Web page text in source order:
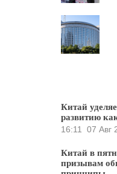
Китай
развитию
16:11
07 Авг
Китай в
призывам